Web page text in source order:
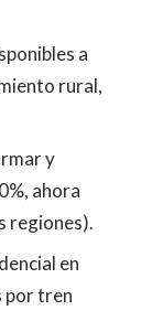
a
rural,
y
ahora
regiones).
en
por tren